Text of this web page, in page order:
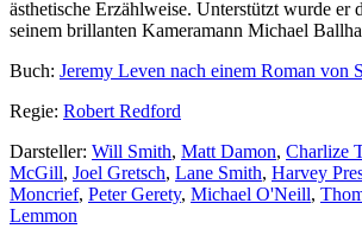
ästhetische Erzählweise. Unterstützt wurde er
seinem brillanten Kameramann Michael
Buch: Jeremy Leven nach einem Roman von
Regie: Robert Redford
Darsteller: Will Smith, Matt Damon, Charlize
McGill, Joel Gretsch, Lane Smith, Harvey
Moncrief, Peter Gerety, Michael O'Neill,
Lemmon